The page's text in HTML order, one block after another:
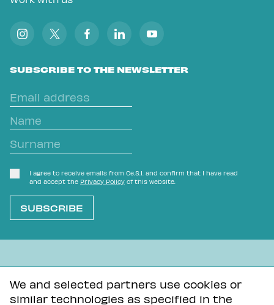
We and selected partners use cookies or
similar technologies as specified in the
SUBSCRIBE TO THE NEWSLETTER
I agree to receive emails from Ce.S.I. and confirm that I have read
and accept the Privacy Policy of this website.
Privacy Policy